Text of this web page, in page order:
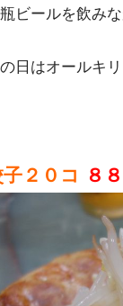
ビールを飲み
日はオールキ
２０コ ８